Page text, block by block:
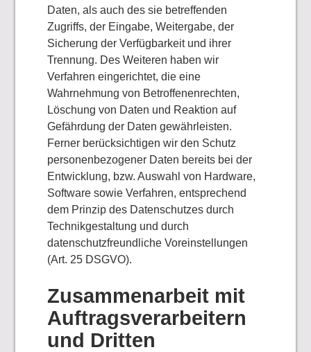
Daten, als auch des sie betreffenden
Zugriffs, der Eingabe, Weitergabe, der
Sicherung der Verfügbarkeit und ihrer
Trennung. Des Weiteren haben wir
Verfahren eingerichtet, die eine
Wahrnehmung von Betroffenenrechten,
Löschung von Daten und Reaktion auf
Gefährdung der Daten gewährleisten.
Ferner berücksichtigen wir den Schutz
personenbezogener Daten bereits bei der
Entwicklung, bzw. Auswahl von Hardware,
Software sowie Verfahren, entsprechend
dem Prinzip des Datenschutzes durch
Technikgestaltung und durch
datenschutzfreundliche Voreinstellungen
(Art. 25 DSGVO).
Zusammenarbeit mit
Auftragsverarbeitern
und Dritten